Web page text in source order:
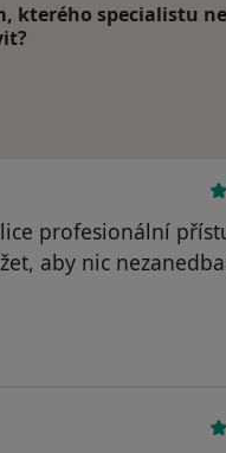
kterého specialistu
profesionální
aby nic